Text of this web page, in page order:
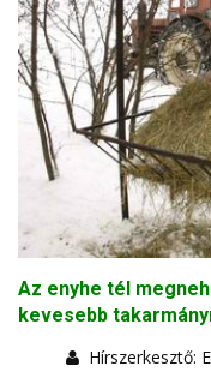
Az enyhe tél
kevesebb
Hírszerkesztő: